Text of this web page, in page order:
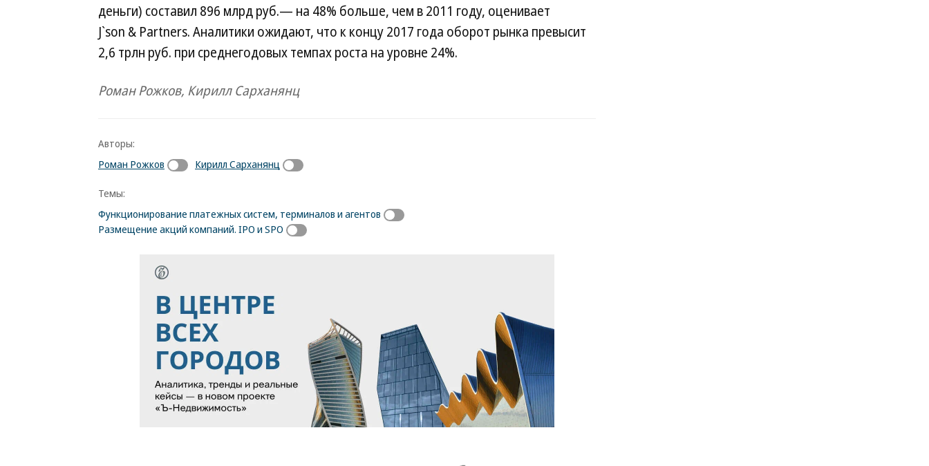
деньги) составил 896 млрд руб.— на 48% больше, чем в 2011 году, оценивает
J`son & Partners. Аналитики ожидают, что к концу 2017 года оборот рынка превысит
2,6 трлн руб. при среднегодовых темпах роста на уровне 24%.
Роман Рожков, Кирилл Сарханянц
Авторы:
Роман Рожков
Кирилл Сарханянц
Темы:
Функционирование платежных систем, терминалов и агентов
Размещение акций компаний. IPO и SPO